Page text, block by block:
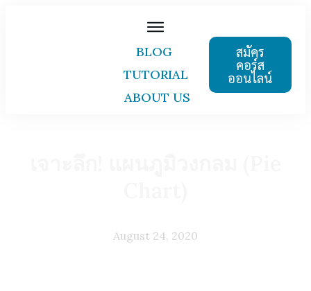
BLOG
TUTORIAL
ABOUT US
สมัคร
คอร์ส
ออนไลน์
August 24, 2020